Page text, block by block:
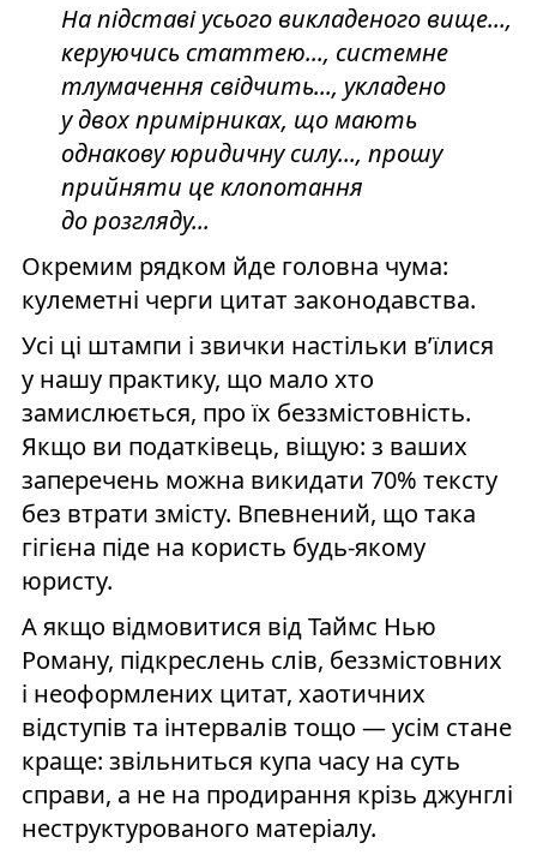
На підставі усього викладеного вище...,
керуючись статтею..., системне
тлумачення свідчить..., укладено
у двох примірниках, що мають
однакову юридичну силу..., прошу
прийняти це клопотання
до розгляду...
Окремим рядком йде головна чума:
кулеметні черги цитат законодавства.
Усі ці штампи і звички настільки в’їлися
у нашу практику, що мало хто
замислюється, про їх беззмістовність.
Якщо ви податківець, віщую: з ваших
заперечень можна викидати 70% тексту
без втрати змісту. Впевнений, що така
гігієна піде на користь будь-якому
юристу.
А якщо відмовитися від Таймс Нью
Роману, підкреслень слів, беззмістовних
і неоформлених цитат, хаотичних
відступів та інтервалів тощо — усім стане
краще: звільниться купа часу на суть
справи, а не на продирання крізь джунглі
неструктурованого матеріалу.